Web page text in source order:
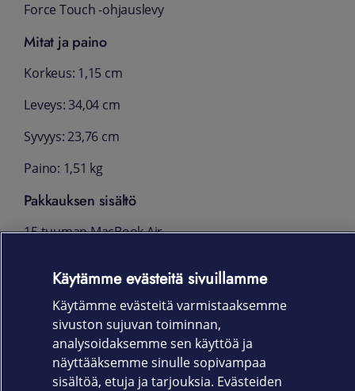
Force Touch ‑ohjauslevy
Mitat ja paino
Korkeus: 1,15 cm
Leveys: 34,04 cm
Syvyys: 23,76 cm
Paino: 1,51 kg
Pakkauksen sisältö
15 tuuman MacBook Air
Takuu
12 kk
Käytämme evästeitä sivuillamme
Käytämme evästeitä varmistaaksemme
sivuston sujuvan toiminnan,
analysoidaksemme sen käyttöä ja
näyttääksemme sinulle sopivampaa
sisältöä, etuja ja tarjouksia. Evästeiden